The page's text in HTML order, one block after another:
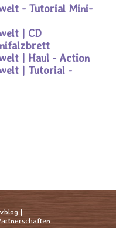
- Tutorial Mini-
| CD
| Haul - Action
| Tutorial -
|